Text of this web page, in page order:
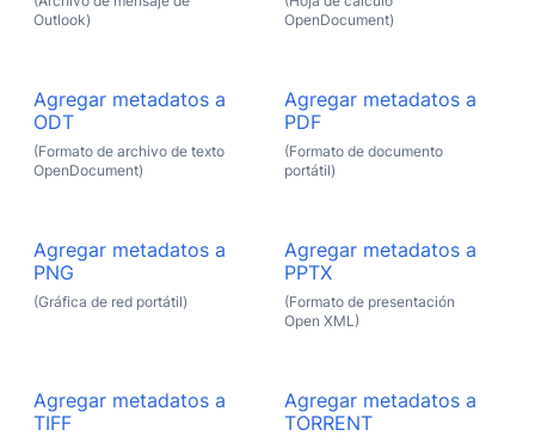
Outlook)
OpenDocument)
Agregar metadatos a
ODT
(Formato de archivo de texto
OpenDocument)
Agregar metadatos a
PDF
(Formato de documento
portátil)
Agregar metadatos a
PNG
(Gráfica de red portátil)
Agregar metadatos a
PPTX
(Formato de presentación
Open XML)
Agregar metadatos a
TIFF
Agregar metadatos a
TORRENT